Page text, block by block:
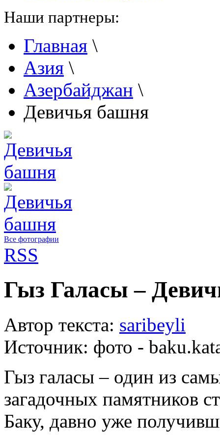
Наши партнеры:
Главная \
Азия \
Азербайджан \
Девичья башня
Все фотографии
RSS
Гыз Галасы –
Автор текста: saribeyli
Источник: фото -
Гыз галасы – один из
загадочных памятников
Баку, давно уже